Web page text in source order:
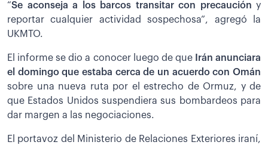
“Se aconseja a los barcos transitar con precaución y
reportar cualquier actividad sospechosa”, agregó la
UKMTO.
El informe se dio a conocer luego de que
Irán anunciara
el domingo que estaba cerca de un acuerdo con Omán
sobre una nueva ruta por el estrecho de Ormuz, y de
que Estados Unidos suspendiera sus bombardeos para
dar margen a las negociaciones.
El portavoz del Ministerio de Relaciones Exteriores iraní,